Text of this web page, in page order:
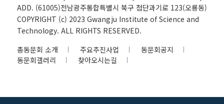
ADD. (61005)전남광주통합특별시 북구 첨단과기로 123(오룡동)
COPYRIGHT (c) 2023 Gwangju Institute of Science and
Technology. ALL RIGHTS RESERVED.
총동문회 소개
주요추진사업
동문회공지
동문회갤러리
찾아오시는길